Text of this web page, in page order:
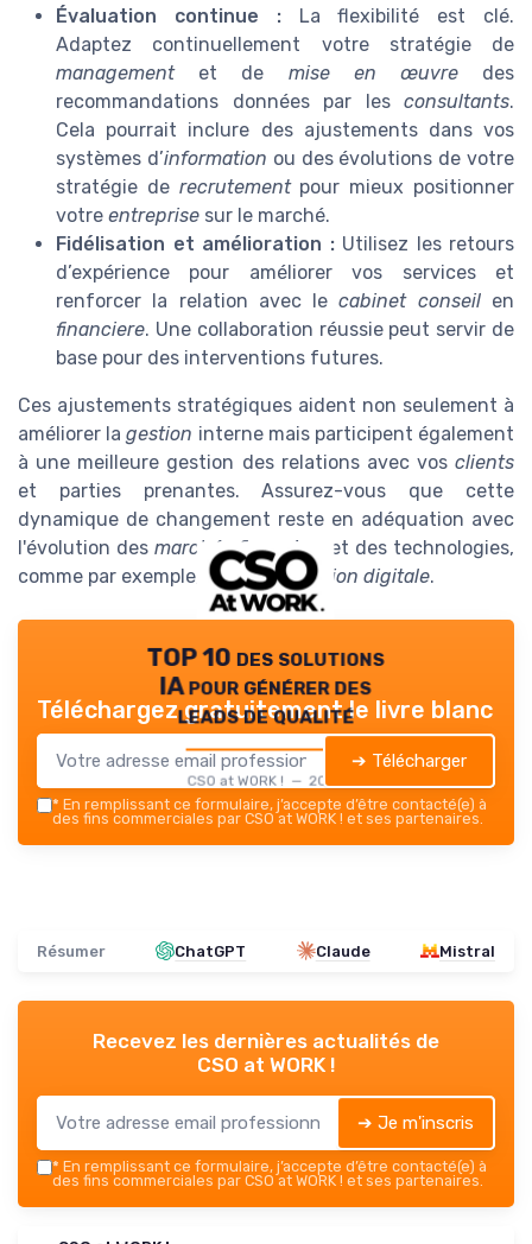
Évaluation continue :La flexibilité est clé.
Adaptez continuellement votre stratégie de
managementet de mise en œuvredes
recommandations données par les consultants.
Cela pourrait inclure des ajustements dans vos
systèmes d’information ou des évolutions de votre
stratégie de recrutementpour mieux positionner
votre entreprise sur le marché.
Fidélisation et amélioration :Utilisez les retours
d’expérience pour améliorer vos services et
renforcer la relation avec lecabinet conseilen
financiere. Une collaboration réussie peut servir de
base pour des interventions futures.
Ces ajustements stratégiques aident non seulement à
améliorer lagestion interne mais participent également
à une meilleure gestion des relations avec vos clients
et parties prenantes. Assurez-vous que cette
dynamique de changement reste en adéquation avec
l'évolution des marchés financiers
et des technologies,
comme par exemple, latransformation digitale.
TOP 10 des solutions
IA pour générer des
leads de qualité
CSO at WORK ! — 2026
Téléchargez gratuitement le livre blanc
➔ Télécharger
* En remplissant ce formulaire, j’accepte d’être contacté(e) à
des fins commerciales par CSO at WORK ! et ses partenaires.
Résumer ChatGPT Claude Mistral
Recevez les dernières actualités de
CSO at WORK !
➔ Je m'inscris
* En remplissant ce formulaire, j’accepte d’être contacté(e) à
des fins commerciales par CSO at WORK ! et ses partenaires.